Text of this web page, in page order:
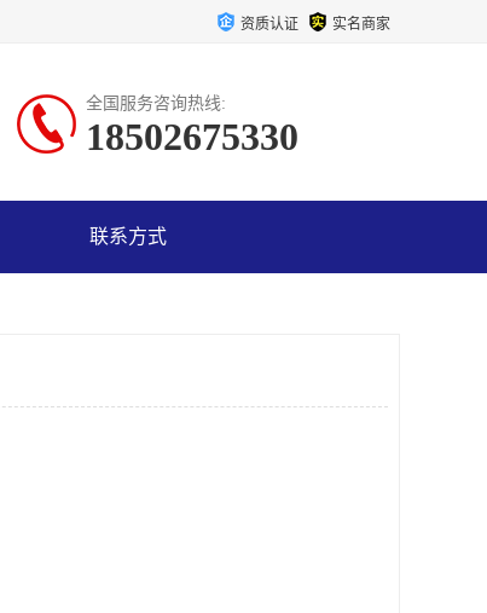
资质认证 实名商家
全国服务咨询热线:
18502675330
联系方式